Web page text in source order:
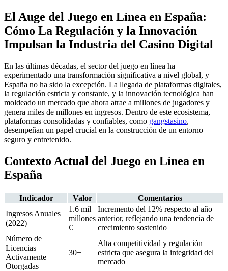
El Auge del Juego en Línea en España:
Cómo La Regulación y la Innovación
Impulsan la Industria del Casino Digital
En las últimas décadas, el sector del juego en línea ha
experimentado una transformación significativa a nivel global, y
España no ha sido la excepción. La llegada de plataformas digitales,
la regulación estricta y constante, y la innovación tecnológica han
moldeado un mercado que ahora atrae a millones de jugadores y
genera miles de millones en ingresos. Dentro de este ecosistema,
plataformas consolidadas y confiables, como gangstasino,
desempeñan un papel crucial en la construcción de un entorno
seguro y entretenido.
Contexto Actual del Juego en Línea en
España
Indicador Valor
Comentarios
Ingresos Anuales
(2022)
1.6 mil
millones
€
Incremento del 12% respecto al año
anterior, reflejando una tendencia de
crecimiento sostenido
Número de
Licencias
Activamente
Otorgadas
30+
Alta competitividad y regulación
estricta que asegura la integridad del
mercado